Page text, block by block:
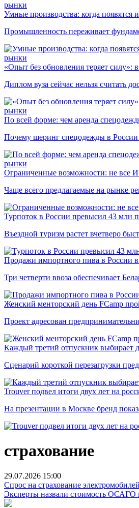
рынки
Умные производства: когда появятся
Промышленность переживает
рынки
«Опыт без обновления теряет силу»:
Диплом вуза сейчас нельзя считать
рынки
По всей форме: чем аренда
Почему шеринг спецодежды в России
рынки
Ограниченные возможности: не все
Чаще всего предлагаемые на рынке
Турпоток в России превысил 43 млн
Въездной туризм растет вчетверо
Продажи импортного пива в России
Три четверти ввоза обеспечивает
Женский менторский день FCamp
Проект адресован
Каждый третий отпускник выбирает
Сценарий короткой перезагрузки
Trouver подвел итоги двух лет на
На презентации в Москве бренд
страхование
29.07.2026 15:00
Спрос на страхование
Эксперты назвали стоимость ОСАГО